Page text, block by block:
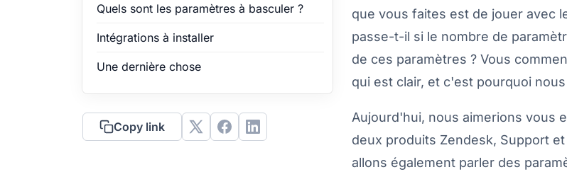
Quels sont les paramètres à basculer ?
Intégrations à installer
Une dernière chose
Copy link
que vous faites est de jouer avec
passe-t-il si le nombre de
de ces paramètres ? Vous
qui est clair, et c'est pourquoi
Aujourd'hui, nous aimerions vous
deux produits Zendesk, Support et
allons également parler des